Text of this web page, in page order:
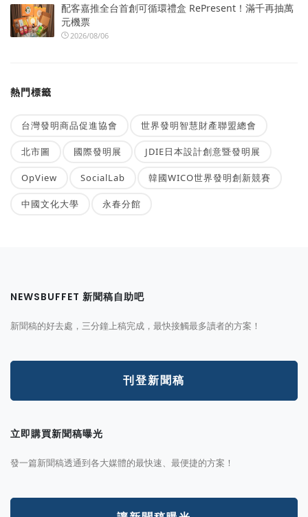
配客嘉推全台首創可循環禮盒 RePresent！滿千再抽萬
元機票
2026/08/06
熱門標籤
台灣發明商品促進協會 世界發明智慧財產聯盟總會
北市圖 國際發明展 JDIE日本設計創意暨發明展
OpView SocialLab 韓國WICO世界發明創新競賽
中國文化大學 永春分館
NEWSBUFFET 新聞稿自助吧
新聞稿的好去處，三分鐘上稿完成，最快接觸最多讀者的方案！
刊登新聞稿
立即購買新聞稿曝光
發一篇新聞稿透通到各大媒體的最快速、最便捷的方案！